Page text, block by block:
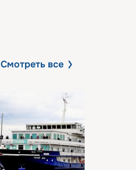
Смотреть все